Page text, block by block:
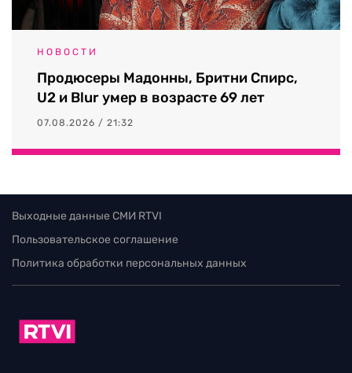
НОВОСТИ
Продюсеры Мадонны, Бритни Спирс,
U2 и Blur умер в возрасте 69 лет
07.08.2026 / 21:32
Выходные данные СМИ RTVI
Пользовательское соглашение
Политика обработки персональных данных